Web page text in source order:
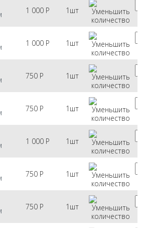
1 000 Р 1шт
1 000 Р 1шт
750 Р 1шт
750 Р 1шт
1 000 Р 1шт
750 Р 1шт
750 Р 1шт